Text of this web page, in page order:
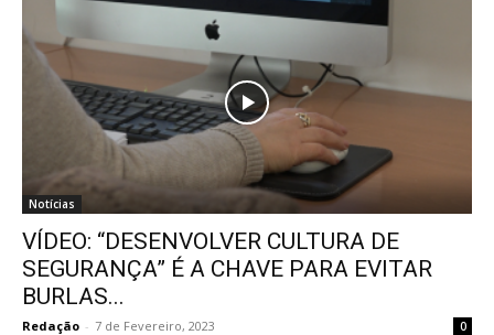
Notícias
VÍDEO: “DESENVOLVER CULTURA DE
SEGURANÇA” É A CHAVE PARA EVITAR
BURLAS...
Redação - 7 de Fevereiro, 2023 0